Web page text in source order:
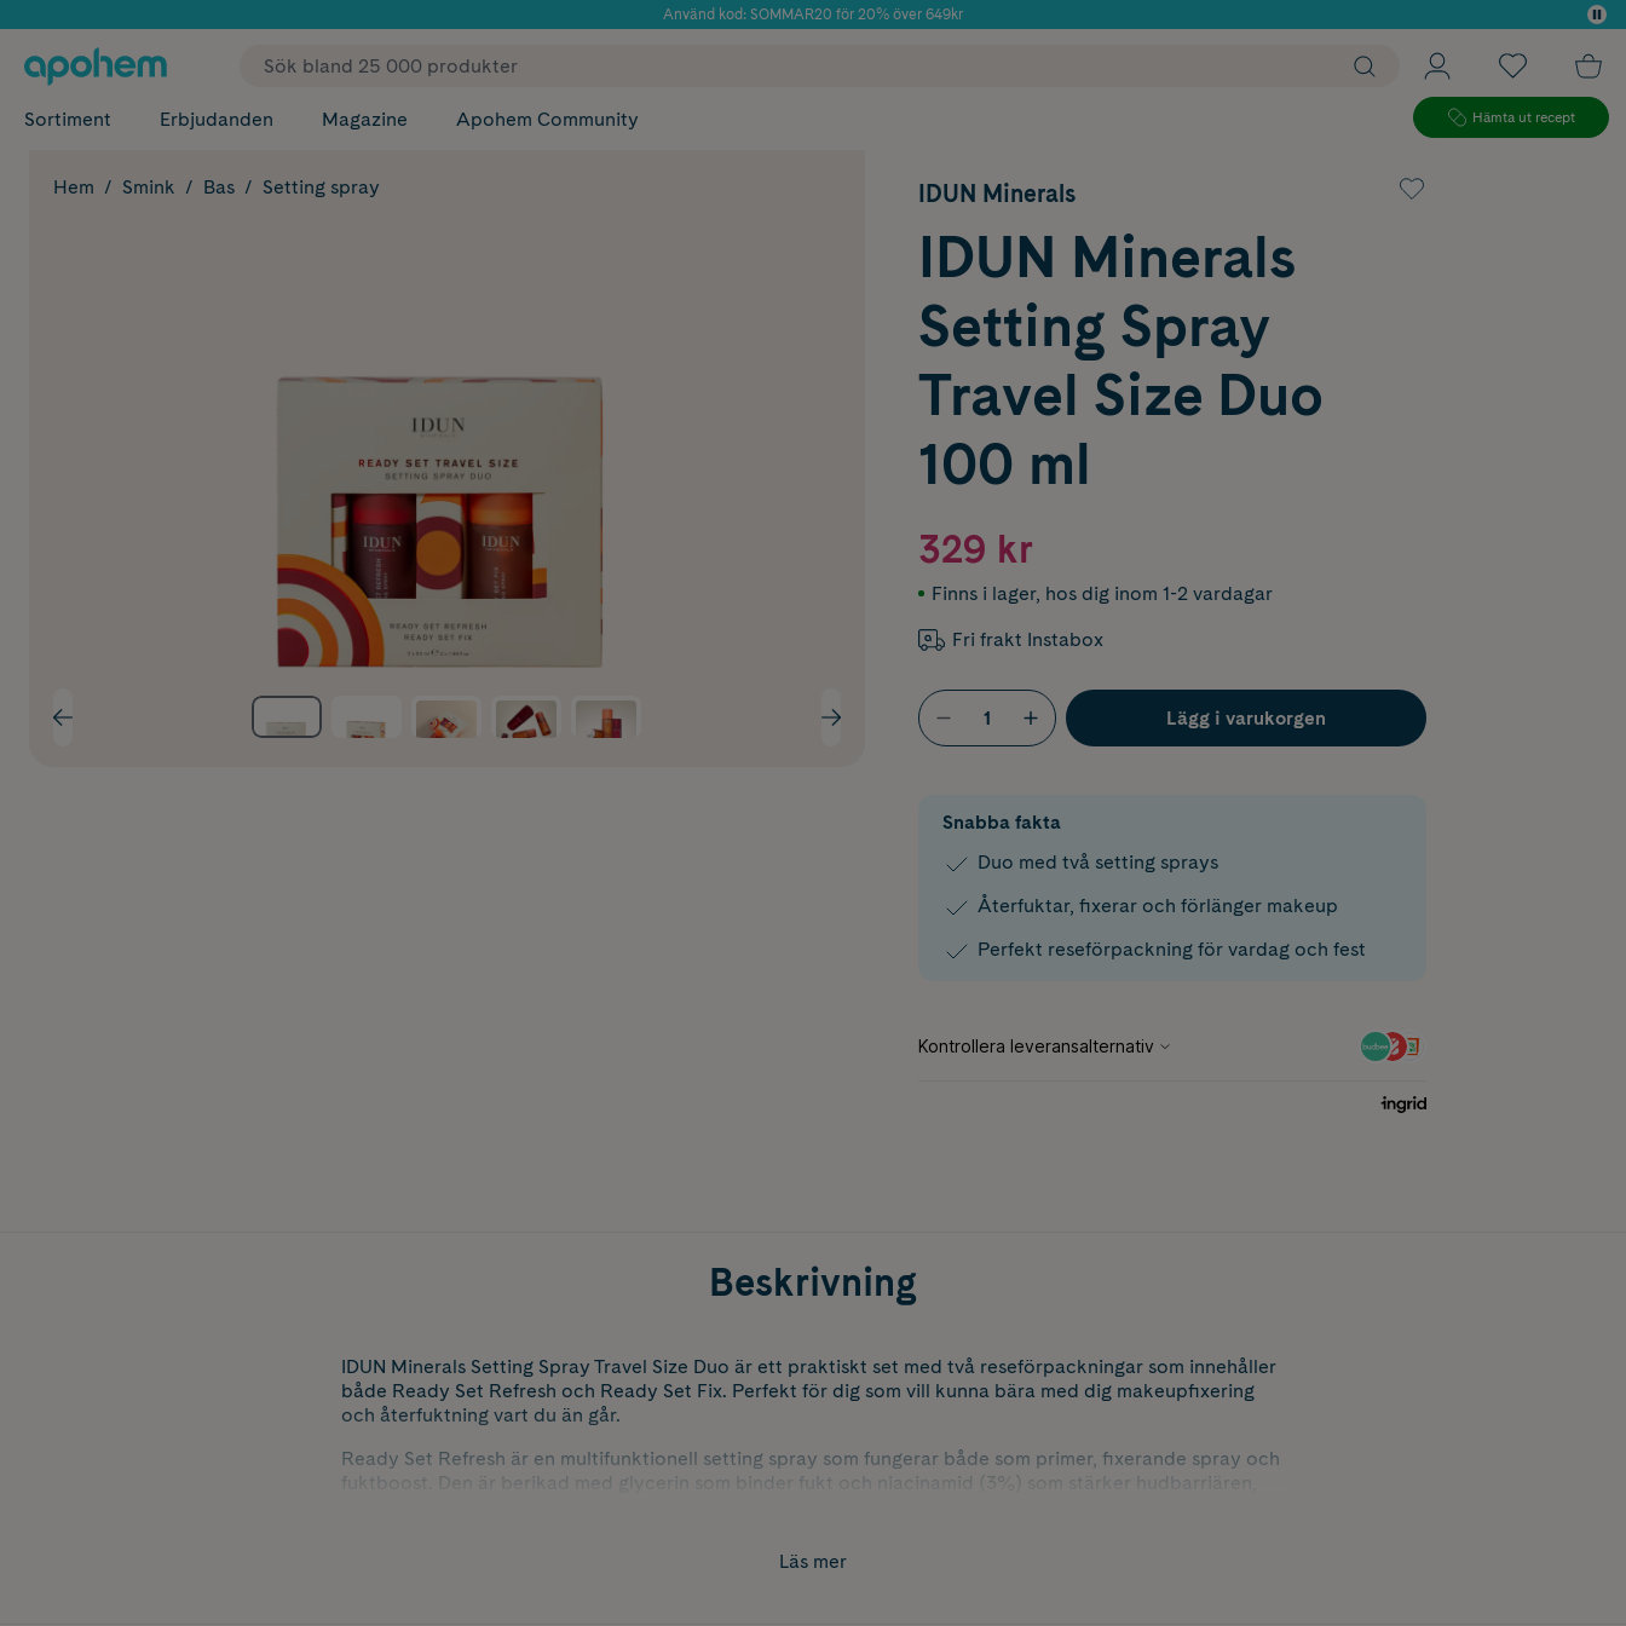
Använd kod: SOMMAR20 för 20% över 649kr
✓ Fri frakt
Sortiment Erbjudanden Magazine Apohem Community Hämta ut recept
Hem Smink Bas Setting spray IDUN Minerals
IDUN Minerals
Setting Spray
Travel Size Duo
100 ml
329 kr
Finns i lager, hos dig inom 1-2 vardagar
Fri frakt Instabox
Lägg i varukorgen
Snabba fakta
Duo med två setting sprays
Återfuktar, fixerar och förlänger makeup
Perfekt reseförpackning för vardag och fest
Beskrivning
IDUN Minerals Setting Spray Travel Size Duo är ett praktiskt set med två reseförpackningar som innehåller
både Ready Set Refresh och Ready Set Fix. Perfekt för dig som vill kunna bära med dig makeupfixering
och återfuktning vart du än går.
Ready Set Refresh är en multifunktionell setting spray som fungerar både som primer, fixerande spray och
fuktboost. Den är berikad med glycerin som binder fukt och niacinamid (3%) som stärker hudbarriären,
Ready Set Fix är en ultra-fixerande setting spray som ser till att din makeup håller hela dagen och kvällen.
Den lätta formulan smälter samman din makeup med huden för en jämn finish och naturlig lyster, utan att
Läs mer